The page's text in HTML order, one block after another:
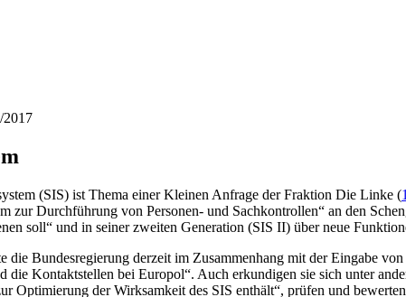
(SIS) ist Thema einer Kleinen Anfrage der Fraktion Die Linke (
zur Durchführung von Personen- und Sachkontrollen“ an den
soll“ und in seiner zweiten Generation (SIS II) über neue
Bundesregierung derzeit im Zusammenhang mit der Eingabe
Kontaktstellen bei Europol“. Auch erkundigen sie sich unter
Optimierung der Wirksamkeit des SIS enthält“, prüfen und